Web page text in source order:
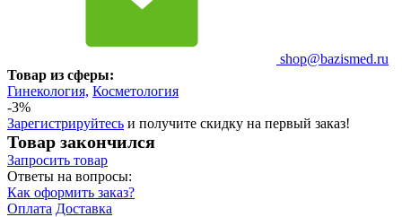
shop@bazismed.ru
Товар из сферы:
Гинекология, Косметология
-3%
Зарегистрируйтесь и получите скидку на первый заказ!
Товар закончился
Запросить товар
Ответы на вопросы:
Как оформить заказ?
Оплата Доставка